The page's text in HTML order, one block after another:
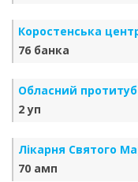
Коростенська
76 банка
Обласний
2 уп
Лікарня Святого
70 амп